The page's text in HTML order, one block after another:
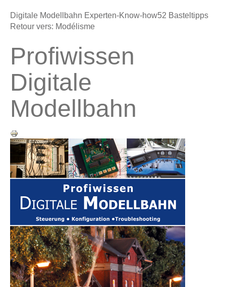
Digitale Modellbahn Experten-Know-how52 Basteltipps
Retour vers: Modélisme
Profiwissen
Digitale
Modellbahn